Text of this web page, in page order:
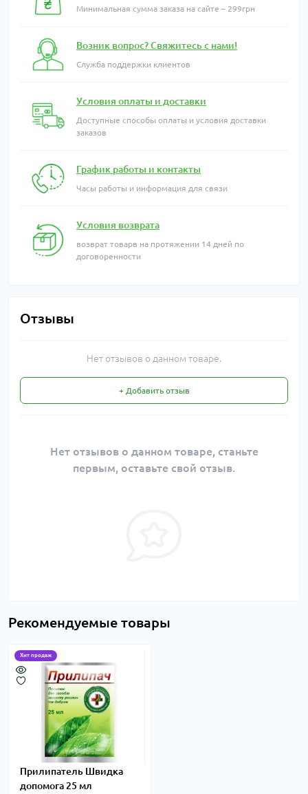
Минимальная сумма заказа на сайте – 299грн
Возник вопрос? Свяжитесь с нами!
Служба поддержки клиентов
Условия оплаты и доставки
Доступные способы оплаты и условия доставки
заказов
График работы и контакты
Часы работы и информация для связи
Условия возврата
возврат товарв на протяжении 14 дней по
договоренности
Отзывы
Нет отзывов о данном товаре.
+ Добавить отзыв
Нет отзывов о данном товаре, станьте
первым, оставьте свой отзыв.
Рекомендуемые товары
Хит продаж
Прилипатель Швидка
допомога 25 мл